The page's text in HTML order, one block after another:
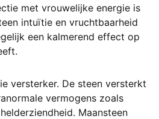
met vrouwelijke energie is
intuïtie en vruchtbaarheid
een kalmerend effect op
versterker. De steen versterkt
vermogens zoals
Maansteen